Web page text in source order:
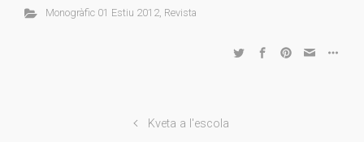
Monogràfic 01 Estiu 2012, Revista
Kveta a l'escola